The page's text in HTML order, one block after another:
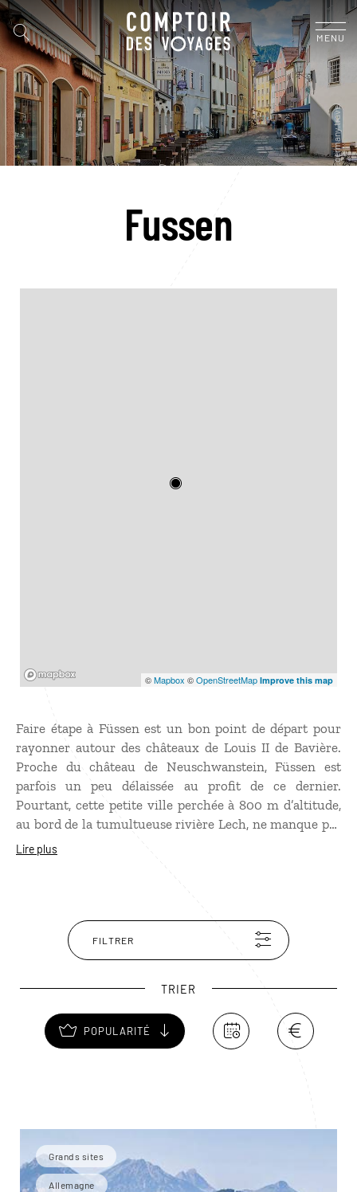
MENU
Fussen
©Mapbox ©OpenStreetMap Improve this map
Faire étape à Füssen est un bon point de départ pour
rayonner autour des châteaux de Louis II de Bavière.
Proche du château de Neuschwanstein, Füssen est
parfois un peu délaissée au profit de ce dernier.
Pourtant, cette petite ville perchée à 800 m d’altitude,
au bord de la tumultueuse rivière Lech, ne manque pas
d’attraits. Outre son environnement naturel de toute
peintures en trompe-l’œil. Pour la vue, entrez au
monastère franciscain qui domine le centre-ville
médiéval.
Lire plus
FILTRER
TRIER
POPULARITÉ
Grands sites
Allemagne